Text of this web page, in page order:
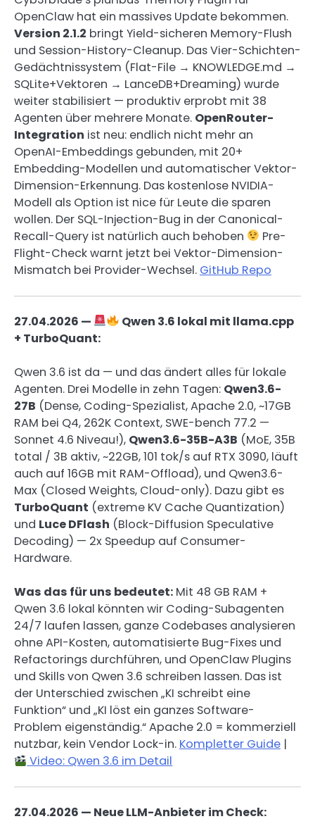
OpenClaw hat ein massives Update bekommen.
Version 2.1.2 bringt Yield-sicheren Memory-Flush
und Session-History-Cleanup. Das Vier-Schichten-
Gedächtnissystem (Flat-File → KNOWLEDGE.md →
SQLite+Vektoren → LanceDB+Dreaming) wurde
weiter stabilisiert — produktiv erprobt mit 38
Agenten über mehrere Monate. OpenRouter-
Integration ist neu: endlich nicht mehr an
OpenAI-Embeddings gebunden, mit 20+
Embedding-Modellen und automatischer Vektor-
Dimension-Erkennung. Das kostenlose NVIDIA-
Modell als Option ist nice für Leute die sparen
wollen. Der SQL-Injection-Bug in der Canonical-
Recall-Query ist natürlich auch behoben
Pre-
Flight-Check warnt jetzt bei Vektor-Dimension-
Mismatch bei Provider-Wechsel. GitHub Repo
27.04.2026 —
Qwen 3.6 lokal mit llama.cpp
+ TurboQuant:
Qwen 3.6 ist da — und das ändert alles für lokale
Agenten. Drei Modelle in zehn Tagen: Qwen3.6-
27B (Dense, Coding-Spezialist, Apache 2.0, ~17GB
RAM bei Q4, 262K Context, SWE-bench 77.2 —
Sonnet 4.6 Niveau!), Qwen3.6-35B-A3B (MoE, 35B
total / 3B aktiv, ~22GB, 101 tok/s auf RTX 3090, läuft
auch auf 16GB mit RAM-Offload), und Qwen3.6-
Max (Closed Weights, Cloud-only). Dazu gibt es
TurboQuant (extreme KV Cache Quantization)
und Luce DFlash (Block-Diffusion Speculative
Decoding) — 2x Speedup auf Consumer-
Hardware.
Was das für uns bedeutet: Mit 48 GB RAM +
Qwen 3.6 lokal könnten wir Coding-Subagenten
24/7 laufen lassen, ganze Codebases analysieren
ohne API-Kosten, automatisierte Bug-Fixes und
Refactorings durchführen, und OpenClaw Plugins
und Skills von Qwen 3.6 schreiben lassen. Das ist
der Unterschied zwischen „KI schreibt eine
Funktion“ und „KI löst ein ganzes Software-
Problem eigenständig.“ Apache 2.0 = kommerziell
nutzbar, kein Vendor Lock-in. Kompletter Guide |
Video: Qwen 3.6 im Detail
27.04.2026 — Neue LLM-Anbieter im Check: